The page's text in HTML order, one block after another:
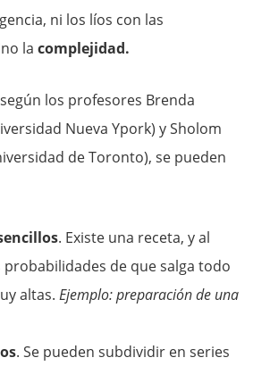
ni los líos con las
lacomplejidad.
según los profesores Brenda
Nueva Ypork) y Sholom
de Toronto), se pueden
. Existe una receta, y al
probabilidades de que salga todo
altas.Ejemplo: preparación de una
. Se pueden subdividir en series